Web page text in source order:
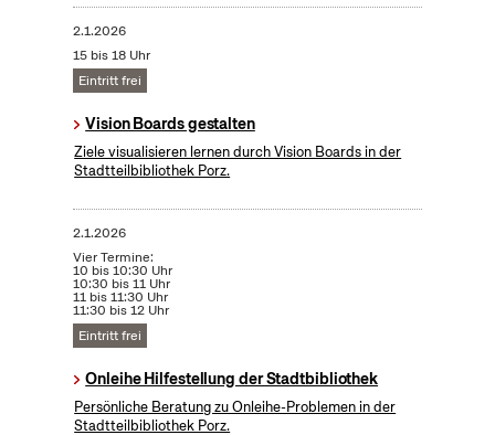
2.1.2026
15 bis 18 Uhr
Eintritt frei
Vision Boards gestalten
Ziele visualisieren lernen durch Vision Boards in der
Stadtteilbibliothek Porz.
2.1.2026
Vier Termine:
10 bis 10:30 Uhr
10:30 bis 11 Uhr
11 bis 11:30 Uhr
11:30 bis 12 Uhr
Eintritt frei
Onleihe Hilfestellung der Stadtbibliothek
Persönliche Beratung zu Onleihe-Problemen in der
Stadtteilbibliothek Porz.